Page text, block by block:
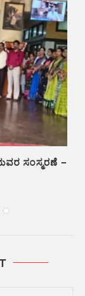
ಸಂಸ್ಮರಣೆ –